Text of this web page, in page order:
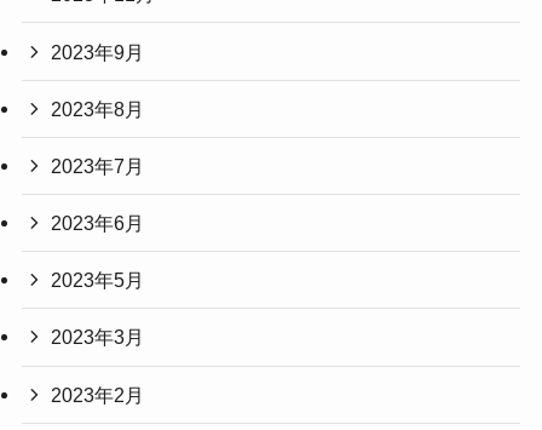
2023年9月
2023年8月
2023年7月
2023年6月
2023年5月
2023年3月
2023年2月